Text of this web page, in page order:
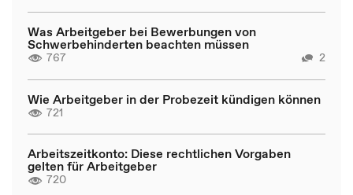
Was Arbeitgeber bei Bewerbungen von
Schwerbehinderten beachten müssen
767 2
Wie Arbeitgeber in der Probezeit kündigen können
721
Arbeitszeitkonto: Diese rechtlichen Vorgaben
gelten für Arbeitgeber
720